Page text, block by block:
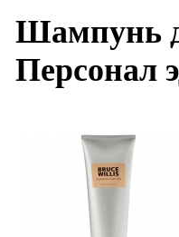
Шампунь
Персонал